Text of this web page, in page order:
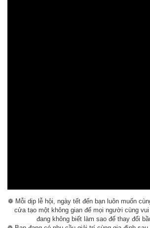
❁ Mỗi dịp lễ hội, ngày tết đến bạn luôn muốn
cửa tạo một không gian để mọi người cùng
đang không biết làm sao để thay đổi